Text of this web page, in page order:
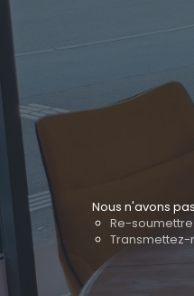
Nous n'avons
Re-